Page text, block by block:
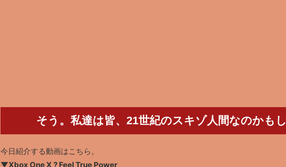
そう。私達は皆、21世紀のスキゾ人間なのかもし
今日紹介する動画はこちら。
▼Xbox One X ? Feel True Power